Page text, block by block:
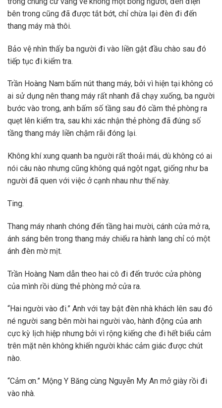
bên trong cũng đã được tắt bớt, chỉ chừa lại đèn đi đến
thang máy mà thôi.
Bảo vệ nhìn thấy ba người đi vào liền gật đầu chào sau đó
tiếp tục đi kiểm tra.
Trần Hoàng Nam bấm nút thang máy, bởi vì hiện tại không có
ai sử dụng nên thang máy rất nhanh đã chạy xuống, ba người
bước vào trong, anh bấm số tầng sau đó cầm thẻ phòng ra
quẹt lên kiểm tra, sau khi xác nhận thẻ phòng đã đúng số
tầng thang máy liền chậm rãi đóng lại.
Không khí xung quanh ba người rất thoải mái, dù không có ai
nói câu nào nhưng cũng không quá ngột ngạt, giống như ba
người đã quen với việc ở cạnh nhau như thế này.
Ting.
Thang máy nhanh chóng đến tầng hai mười, cánh cửa mở ra,
ánh sáng bên trong thang máy chiếu ra hành lang chỉ có một
ánh đèn mờ mịt.
Trần Hoàng Nam dẫn theo hai cô đi đến trước cửa phòng
của mình rồi dùng thẻ phòng mở cửa ra.
“Hai người vào đi.” Anh với tay bật đèn nhà khách lên sau đó
né người sang bên mời hai người vào, hành động của anh
cực kỳ lịch hiệp nhưng bởi vì rộng kiếng che đi hết biểu cảm
trên mặt nên không khiến người khác cảm giác được chút
nào.
“Cảm ơn.” Mộng Y Băng cùng Nguyễn My An mở giày rồi đi
vào nhà.